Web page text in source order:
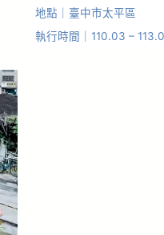
地點｜臺中市太平區
執行時間｜110.03 –